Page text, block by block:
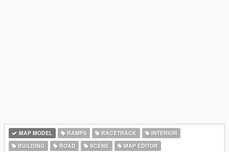
MAP MODEL RAMPS RACETRACK
INTERIOR
BUILDING
ROAD SCENE
MAP EDITOR